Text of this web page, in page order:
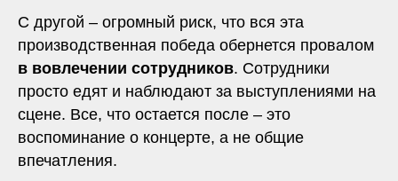
С другой – огромный риск, что вся эта
производственная победа обернется провалом
в вовлечении сотрудников. Сотрудники
просто едят и наблюдают за выступлениями на
сцене. Все, что остается после – это
воспоминание о концерте, а не общие
впечатления.